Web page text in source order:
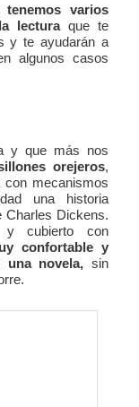
tenemos varios
lecturaque te
y te ayudarán a
algunos casos
y que más nos
orejeros,
con mecanismos
una historia
Charles Dickens.
cubierto con
confortable y
una novela, sin